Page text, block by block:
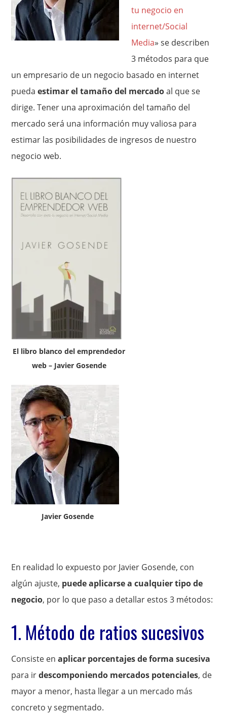
tu negocio en
internet/Social
Media» se describen
3 métodos para que
un empresario de un negocio basado en internet
puedaestimar el tamaño del mercadoal que se
dirige. Tener una aproximación del tamaño del
mercado será una información muy valiosa para
estimar las posibilidades de ingresos de nuestro
negocio web.
El libro blanco del emprendedor
web – Javier Gosende
Javier Gosende
En realidad lo expuesto por Javier Gosende, con
algún ajuste, puede aplicarse a cualquier tipo de
negocio, por lo que paso a detallar estos 3 métodos:
1. Método de ratios sucesivos
Consiste enaplicar porcentajes de forma sucesiva
para irdescomponiendo mercados potenciales, de
mayor a menor, hasta llegar a un mercado más
concreto y segmentado.